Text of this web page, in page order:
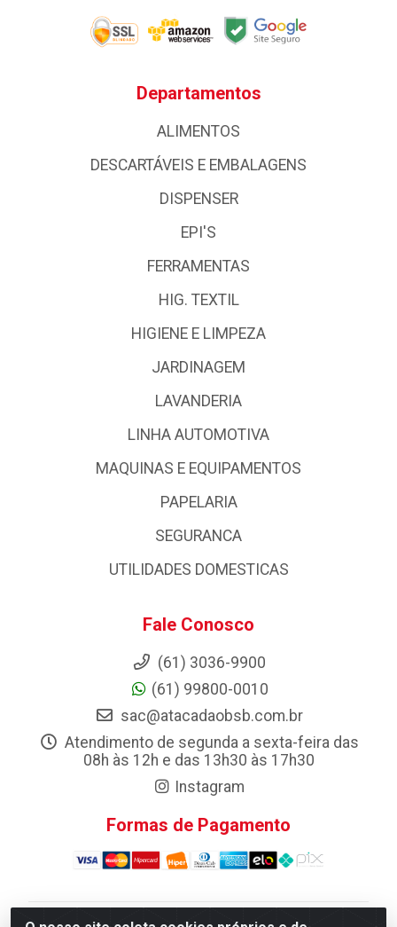
Departamentos
ALIMENTOS
DESCARTÁVEIS E EMBALAGENS
DISPENSER
EPI'S
FERRAMENTAS
HIG. TEXTIL
HIGIENE E LIMPEZA
JARDINAGEM
LAVANDERIA
LINHA AUTOMOTIVA
MAQUINAS E EQUIPAMENTOS
PAPELARIA
SEGURANCA
UTILIDADES DOMESTICAS
Fale Conosco
(61) 3036-9900
(61) 99800-0010
sac@atacadaobsb.com.br
Atendimento de segunda a sexta-feira das
08h às 12h e das 13h30 às 17h30
Instagram
Formas de Pagamento